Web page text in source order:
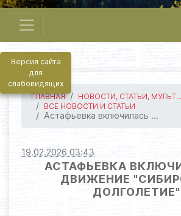
Версия сайта
для
слабовидящих
ГЛАВНАЯ
НОВОСТИ, СТАТЬИ, МУЛЬТ...
ВСЕ НОВОСТИ И СТАТЬИ
Астафьевка включилась ...
19.02.2026 03:43
АСТАФЬЕВКА
ДВИЖЕНИЕ
ДОЛГОЛЕТИЕ"